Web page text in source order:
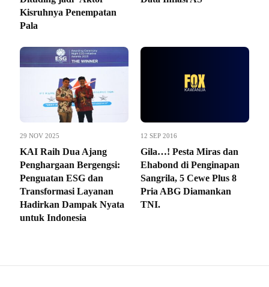
Kisruhnya Penempatan
Pala
29 NOV 2025
KAI Raih Dua Ajang
Penghargaan Bergengsi:
Penguatan ESG dan
Transformasi Layanan
Hadirkan Dampak Nyata
untuk Indonesia
12 SEP 2016
Gila…! Pesta Miras dan
Ehabond di Penginapan
Sangrila, 5 Cewe Plus 8
Pria ABG Diamankan
TNI.